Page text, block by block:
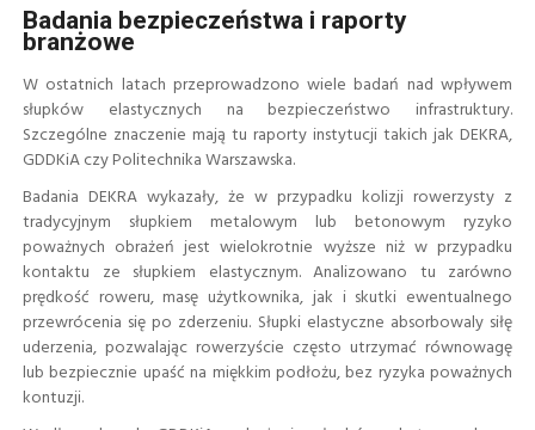
Badania bezpieczeństwa i raporty
branżowe
W ostatnich latach przeprowadzono wiele badań nad wpływem
słupków elastycznych na bezpieczeństwo infrastruktury.
Szczególne znaczenie mają tu raporty instytucji takich jak DEKRA,
GDDKiA czy Politechnika Warszawska.
Badania DEKRA wykazały, że w przypadku kolizji rowerzysty z
tradycyjnym słupkiem metalowym lub betonowym ryzyko
poważnych obrażeń jest wielokrotnie wyższe niż w przypadku
kontaktu ze słupkiem elastycznym. Analizowano tu zarówno
prędkość roweru, masę użytkownika, jak i skutki ewentualnego
przewrócenia się po zderzeniu. Słupki elastyczne absorbowaly siłę
uderzenia, pozwalając rowerzyście często utrzymać równowagę
lub bezpiecznie upaść na miękkim podłożu, bez ryzyka poważnych
kontuzji.